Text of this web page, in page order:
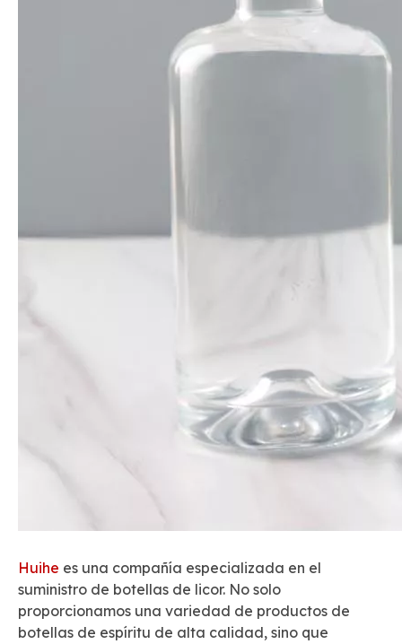
Huihe es una compañía especializada en el
suministro de botellas de licor. No solo
proporcionamos una variedad de productos de
botellas de espíritu de alta calidad, sino que